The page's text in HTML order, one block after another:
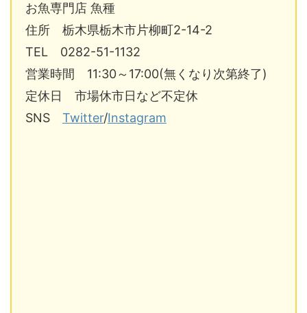
お魚専門店 魚種
住所 栃木県栃木市片柳町2-14-2
TEL 0282-51-1132
営業時間 11:30～17:00(無くなり次第終了)
定休日 市場休市日など不定休
SNS Twitter/Instagram